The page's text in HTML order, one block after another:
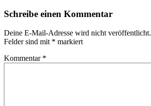
Schreibe einen Kommentar
Deine E-Mail-Adresse wird nicht veröffentlicht.
Felder sind mit * markiert
Kommentar *